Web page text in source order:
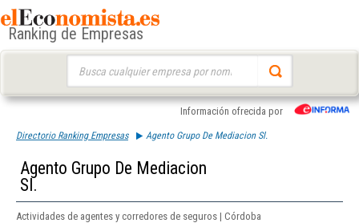
Ranking de Empresas
Información ofrecida por
Directorio Ranking Empresas Agento Grupo De Mediacion Sl.
Agento Grupo De Mediacion
Sl.
Actividades de agentes y corredores de seguros | Córdoba